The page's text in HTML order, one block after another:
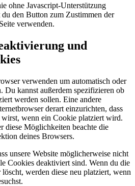
ohne Javascript-Unterstützung
den Button zum Zustimmen der
verwenden.
und
verwenden um automatisch oder
Du kannst außerdem spezifizieren ob
werden sollen. Eine andere
derart einzurichten, dass
wenn ein Cookie platziert wird.
diese Möglichkeiten beachte die
deines Browsers.
unsere Website möglicherweise nicht
Cookies deaktiviert sind. Wenn du die
werden diese neu platziert, wenn